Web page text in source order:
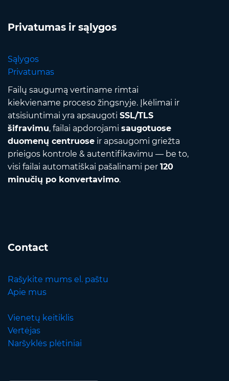
Privatumas ir sąlygos
Sąlygos
Privatumas
Failų saugumą vertiname rimtai
kiekviename proceso žingsnyje. Įkėlimai ir
atsisiuntimai yra apsaugoti SSL/TLS
šifravimu, failai apdorojami saugotuose
duomenų centruose ir apsaugomi griežta
prieigos kontrole & autentifikavimu — be to,
visi failai automatiškai pašalinami per 120
minučių po konvertavimo.
Contact
Rašykite mums el. paštu
Apie mus
Vienetų keitiklis
Vertėjas
Naršyklės plėtiniai